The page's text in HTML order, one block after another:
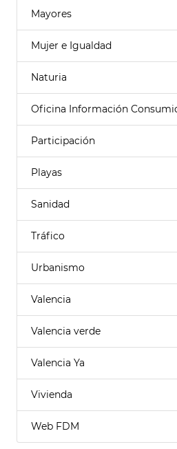
Mayores
Mujer e Igualdad
Naturia
Oficina Información
Participación
Playas
Sanidad
Tráfico
Urbanismo
Valencia
Valencia verde
Valencia Ya
Vivienda
Web FDM